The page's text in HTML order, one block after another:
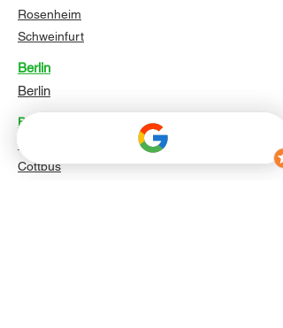
Rosenheim
Schweinfurt
Berlin
Berlin
Brandenburg
Potsdam
Cottbus